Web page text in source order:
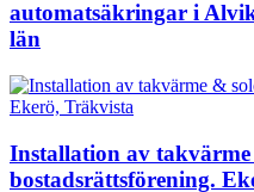
automatsäkringar i
län
Installation av
bostadsrättsförening.